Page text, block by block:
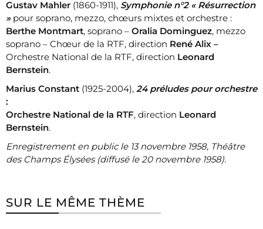
Gustav Mahler (1860-1911), Symphonie n°2 « Résurrection
»pour soprano, mezzo, chœurs mixtes et orchestre :
Berthe Montmart, soprano – Oralia Dominguez, mezzo
soprano – Chœur de la RTF, direction René Alix –
Orchestre National de la RTF, direction Leonard
Bernstein.
Marius Constant (1925-2004), 24 préludes pour orchestre
:
Orchestre National de la RTF, direction Leonard
Bernstein.
Enregistrement en public le 13 novembre 1958, Théâtre
des Champs Élysées (diffusé le 20 novembre 1958).
SUR LE MÊME THÈME